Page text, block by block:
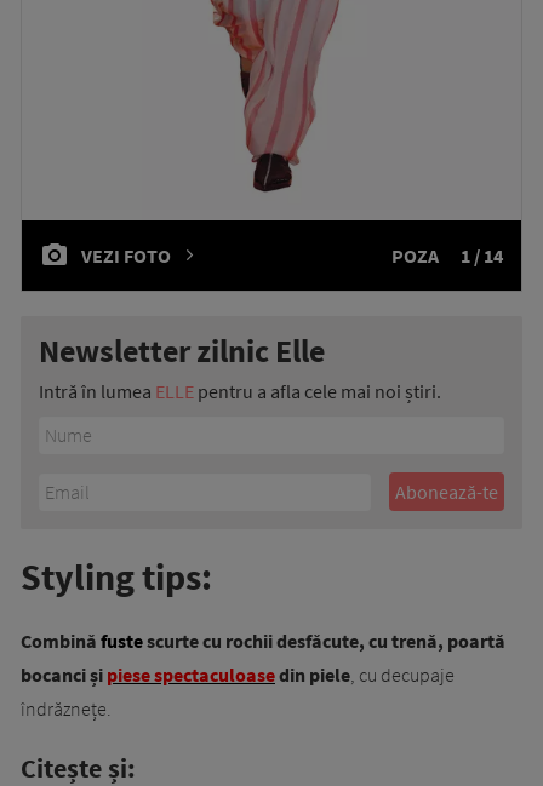
VEZI FOTO POZA 1 / 14
Newsletter zilnic Elle
Intră în lumea ELLE pentru a afla cele mai noi știri.
Styling tips:
Combină fustescurte cu rochii desfăcute, cu trenă, poartă
bocanci și piese spectaculoasedin piele, cu decupaje
îndrăznețe.
Citește și: